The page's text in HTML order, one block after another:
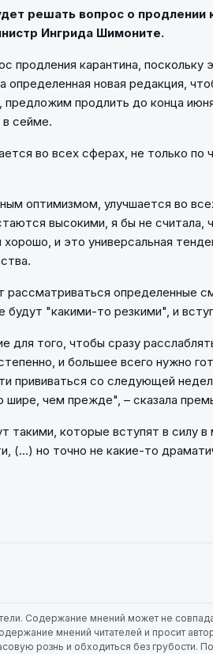
решать вопрос о продлении
Ингрида Шимоните.
продления карантина, поскольку
определенная новая редакция,
продлить до конца
сейме.
во всех сферах, не только по
оптимизмом, улучшается во
высокими, я бы не считала,
и это универсальная
рассматриваться определенные
будут "какими-то резкими", и
для того, чтобы сразу
и большее всего нужно
прививаться со следующей
шире, чем прежде", – сказала
такими, которые вступят в силу в
(...) но точно не какие-то
Содержание мнений может не
мнений читателей и просит
рознь и обходиться без грубости.